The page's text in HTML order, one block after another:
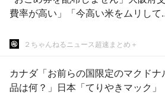
費率が高い」「今高い米をムリし
２ちゃんねるニュース超速まとめ＋
カナダ「お前らの国限定のマクドナ
品は何？」日本「てりやきマック」